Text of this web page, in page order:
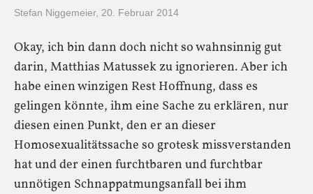
Stefan Niggemeier, 20. Februar 2014
Okay, ich bin dann doch nicht so wahnsinnig gut
darin, Matthias Matussek zu ignorieren. Aber ich
habe einen winzigen Rest Hoffnung, dass es
gelingen könnte, ihm eine Sache zu erklären, nur
diesen einen Punkt, den er an dieser
Homosexualitätssache so grotesk missverstanden
hat und der einen furchtbaren und furchtbar
unnötigen Schnappatmungsanfall bei ihm